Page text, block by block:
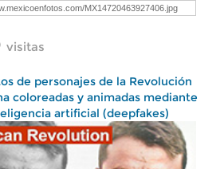
visitas
de personajes de la Revolución
coloreadas y animadas mediante
artificial (deepfakes)